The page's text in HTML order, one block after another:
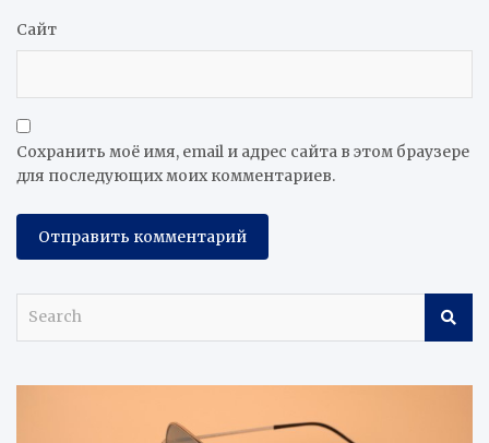
Сайт
Сохранить моё имя, email и адрес сайта в этом браузере
для последующих моих комментариев.